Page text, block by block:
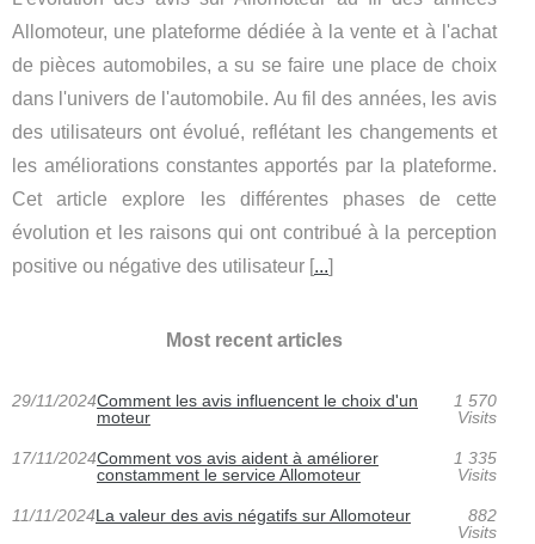
Allomoteur, une plateforme dédiée à la vente et à l'achat
de pièces automobiles, a su se faire une place de choix
dans l'univers de l'automobile. Au fil des années, les avis
des utilisateurs ont évolué, reflétant les changements et
les améliorations constantes apportés par la plateforme.
Cet article explore les différentes phases de cette
évolution et les raisons qui ont contribué à la perception
positive ou négative des utilisateur [...]
Most recent articles
29/11/2024Comment les avis influencent le choix d'un
moteur
1 570
Visits
17/11/2024Comment vos avis aident à améliorer
constamment le service Allomoteur
1 335
Visits
11/11/2024La valeur des avis négatifs sur Allomoteur
882
Visits